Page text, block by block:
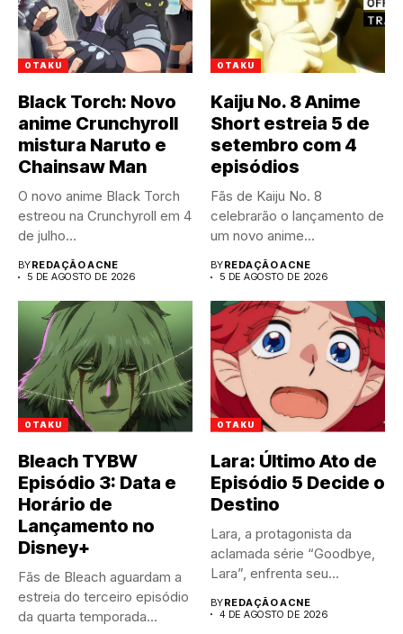
OTAKU
Black Torch: Novo
anime Crunchyroll
mistura Naruto e
Chainsaw Man
O novo anime Black Torch
estreou na Crunchyroll em 4
de julho...
BYREDAÇÃO ACNE
5 DE AGOSTO DE 2026
OTAKU
Kaiju No. 8 Anime
Short estreia 5 de
setembro com 4
episódios
Fãs de Kaiju No. 8
celebrarão o lançamento de
um novo anime...
BYREDAÇÃO ACNE
5 DE AGOSTO DE 2026
OTAKU
Bleach TYBW
Episódio 3: Data e
Horário de
Lançamento no
Disney+
Fãs de Bleach aguardam a
estreia do terceiro episódio
da quarta temporada...
OTAKU
Lara: Último Ato de
Episódio 5 Decide o
Destino
Lara, a protagonista da
aclamada série “Goodbye,
Lara”, enfrenta seu
BYREDAÇÃO ACNE
4 DE AGOSTO DE 2026